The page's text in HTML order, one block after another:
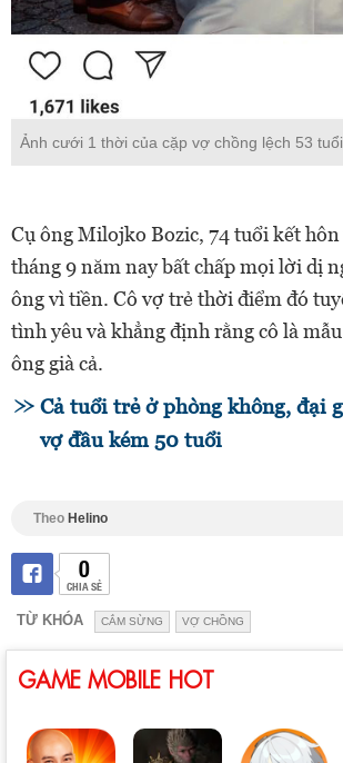
Ảnh cưới 1 thời của cặp vợ chồng lệch 53 tuổi
Cụ ông Milojko Bozic, 74 tuổi kết
tháng 9 năm nay bất chấp mọi lời dị
ông vì tiền. Cô vợ trẻ thời điểm đó
tình yêu và khẳng định rằng cô là
ông già cả.
Cả tuổi trẻ ở phòng không, đại
vợ đầu kém 50 tuổi
Theo Helino
0
CHIA SẺ
TỪ KHÓA CẮM SỪNG VỢ CHỒNG
GAME MOBILE HOT